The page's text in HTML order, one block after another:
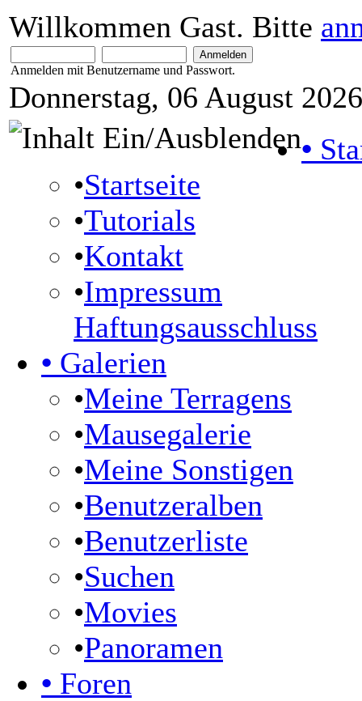
Willkommen Gast. Bitte
Anmelden mit Benutzername und Passwort.
Donnerstag, 06 August
•
•Startseite
•Tutorials
•Kontakt
•Impressum
Haftungsausschluss
• Galerien
•Meine Terragens
•Mausegalerie
•Meine Sonstigen
•Benutzeralben
•Benutzerliste
•Suchen
•Movies
•Panoramen
• Foren